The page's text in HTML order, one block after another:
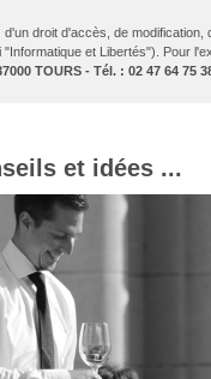
d'un droit d'accès, de
"Informatique et Libertés"). Pour
TOURS - Tél. : 02 47 64 75
et idées ...